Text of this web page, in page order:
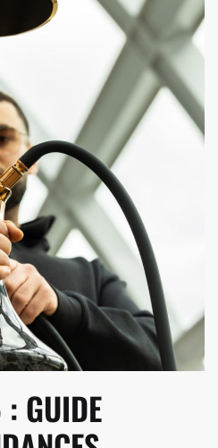
GUIDE